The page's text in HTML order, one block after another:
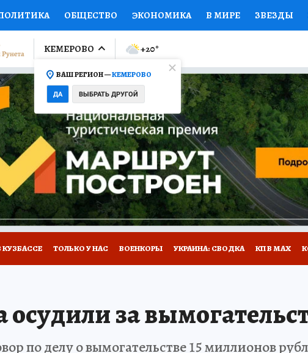
ОБЩЕСТВО ЭКОНОМИКА В МИРЕ ЗВЕЗДЫ
КОЛУМНИСТЫ ПРОИСШЕСТВИЯ
ОТКРЫВАЕМ МИР Я ЗНАЮ СЕМЬЯ ЖЕНСКИЕ
ПРОМОКОДЫ СЕРИАЛЫ СПЕЦПРОЕКТЫ ДЕФИЦИТ
КОНКУРСЫ РАБОТА У НАС ГИД ПОТРЕБИТЕЛЯ
КЕМЕРОВО
ВАШ РЕГИОН —КЕМЕРОВО
ДА ВЫБРАТЬ ДРУГОЙ
+20°
КУЗБАССЕ ТОЛЬКО У НАС ВОЕНКОРЫ УКРАИНА: СВОДКА КП В МАХ
за
по делу о вымогательстве 15 миллионов